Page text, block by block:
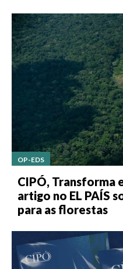
OP-EDS
CIPÓ, Transforma
artigo no EL PAÍS
para as florestas